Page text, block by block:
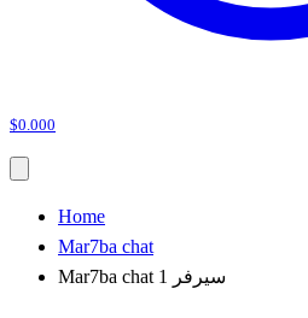
$0.000
Home
Mar7ba chat
Mar7ba chat سيرفر 1